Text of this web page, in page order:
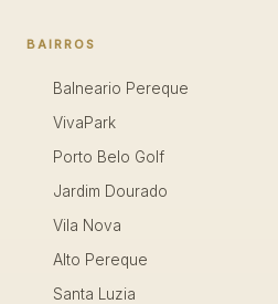
BAIRROS
Balneario Pereque
VivaPark
Porto Belo Golf
Jardim Dourado
Vila Nova
Alto Pereque
Santa Luzia